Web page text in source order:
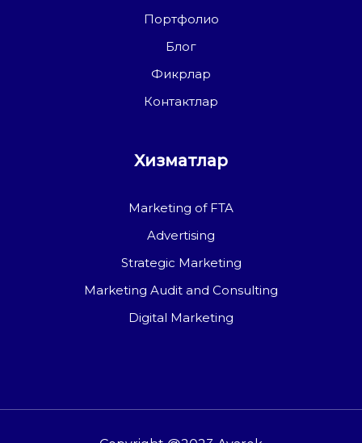
Портфолио
Блог
Фикрлар
Контактлар
Хизматлар
Marketing of FTA
Advertising
Strategic Marketing
Marketing Audit and Consulting
Digital Marketing